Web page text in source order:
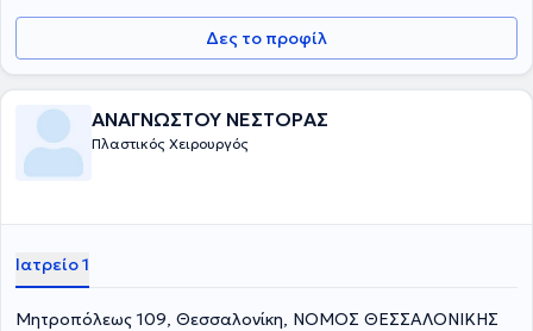
Δες το προφίλ
ΑΝΑΓΝΩΣΤΟΥ ΝΕΣΤΟΡΑΣ
Πλαστικός Χειρουργός
Ιατρείο 1
Μητροπόλεως 109, Θεσσαλονίκη, ΝΟΜΟΣ ΘΕΣΣΑΛΟΝΙΚΗΣ